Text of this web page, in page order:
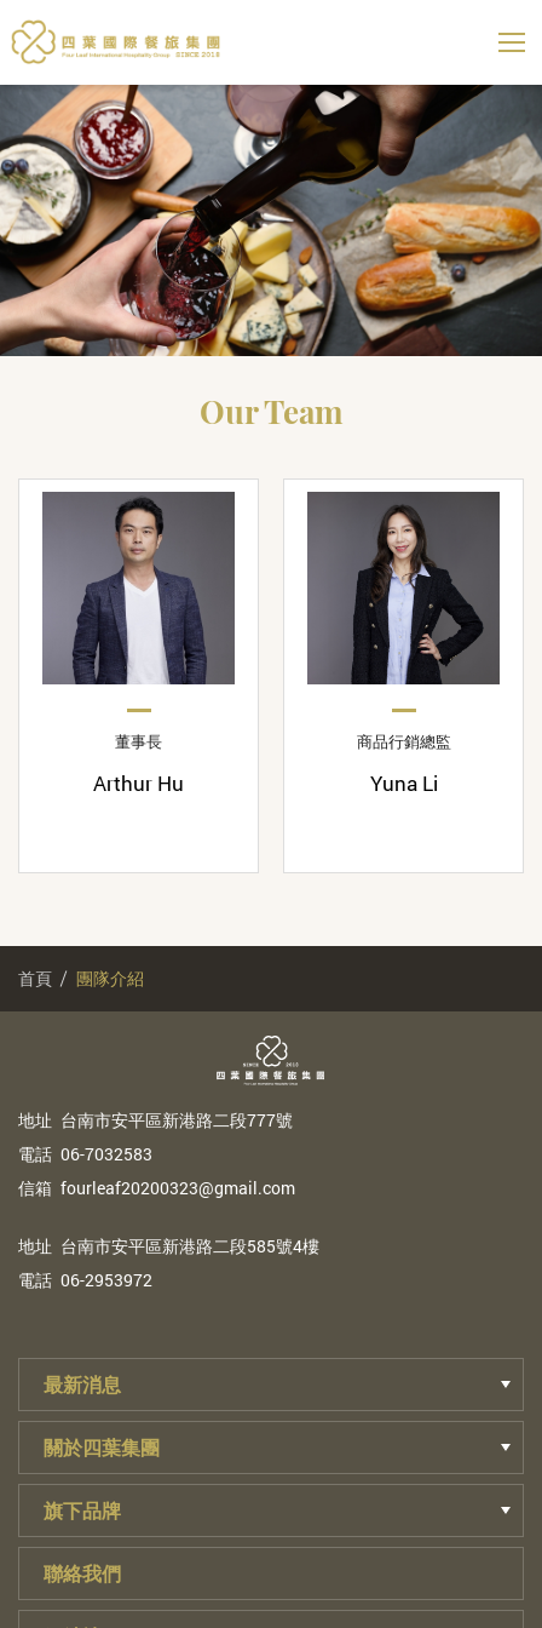
四葉國際餐旅集團 展開
Our Team
董事長
Arthur Hu
商品行銷總監
Yuna Li
首頁 團隊介紹
地址 台南市安平區新港路二段777號
電話 06-7032583
信箱 fourleaf20200323@gmail.com
地址 台南市安平區新港路二段585號4樓
電話 06-2953972
最新消息
關於四葉集團
旗下品牌
聯絡我們